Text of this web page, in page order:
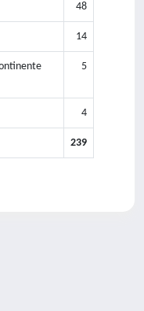
48
14
5
4
239